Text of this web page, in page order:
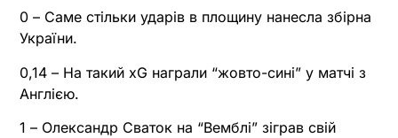
0 – Саме стільки ударів в площину нанесла збірна
України.
0,14 – На такий xG награли “жовто-сині” у матчі з
Англією.
1 – Олександр Сваток на “Вемблі” зіграв свій